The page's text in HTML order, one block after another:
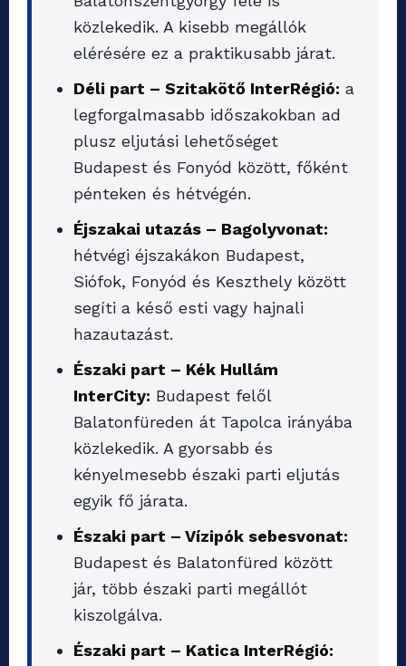
közlekedik. A kisebb megállók
elérésére ez a praktikusabb járat.
Déli part – Szitakötő InterRégió: a
legforgalmasabb időszakokban ad
plusz eljutási lehetőséget
Budapest és Fonyód között, főként
pénteken és hétvégén.
Éjszakai utazás – Bagolyvonat:
hétvégi éjszakákon Budapest,
Siófok, Fonyód és Keszthely között
segíti a késő esti vagy hajnali
hazautazást.
Északi part – Kék Hullám
InterCity: Budapest felől
Balatonfüreden át Tapolca irányába
közlekedik. A gyorsabb és
kényelmesebb északi parti eljutás
egyik fő járata.
Északi part – Vízipók sebesvonat:
Budapest és Balatonfüred között
jár, több északi parti megállót
kiszolgálva.
Északi part – Katica InterRégió: